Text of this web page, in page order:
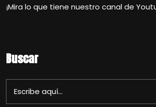
¡Mira lo que tiene nuestro canal de
Buscar